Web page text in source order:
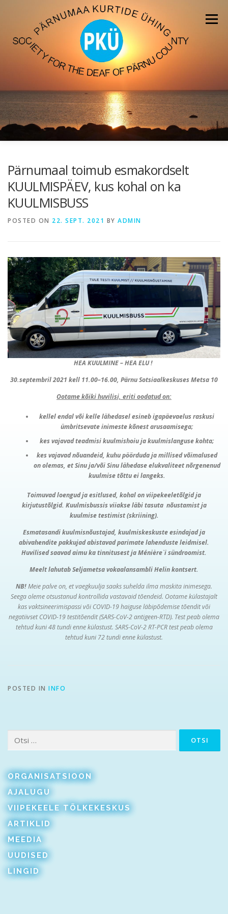
Menu
ESILEHT UUDISED MEEDIA
Pärnumaal toimub esmakordselt
KUULMISPÄEV, kus kohal on ka
KUULMISBUSS
POSTED ON 22. SEPT. 2021 BY ADMIN
HEA KUULMINE – HEA ELU !
30.septembril 2021 kell 11.00–16.00, Pärnu Sotsiaalkeskuses Metsa 10
Ootame kõiki huvilisi, eriti oodatud on:
kellel endal või kelle lähedasel esineb igapäevaelus raskusi
ümbritsevate inimeste kõnest arusaamisega;
kes vajavad teadmisi kuulmishoiu ja kuulmislanguse kohta;
kes vajavad nõuandeid, kuhu pöörduda ja millised võimalused
on olemas, et Sinu ja/või Sinu lähedase elukvaliteet nõrgenenud
kuulmise tõttu ei langeks.
Toimuvad loengud ja esitlused, kohal on viipekeeletõlgid ja
kirjutustõlgid. Kuulmisbussis viiakse läbi tasuta nõustamist ja
kuulmise testimist (skriining).
Esmatasandi kuulmisnõustajad, kuulmiskeskuste esindajad ja
abivahendite pakkujad abistavad parimate lahenduste leidmisel.
Huvilised saavad aimu ka tinnitusest jaMénière`i sündroomist.
Meelt lahutab Seljametsa vokaalansambli Helin kontsert.
NB!Meie palve on, et vaegkuulja saaks suhelda ilma maskita inimesega.
Seega oleme otsustanud kontrollida vastavaid tõendeid. Ootame külastajalt
kas vaktsineerimispassi või COVID-19 haiguse läbipõdemise tõendit või
negatiivset COVID-19 testitõendit (SARS-CoV-2 antigeen-RTD). Test peab olema
tehtud kuni 48 tundi enne külastust. SARS-CoV-2 RT-PCR test peab olema
tehtud kuni 72 tundi enne külastust.
POSTED IN INFO
ORGANISATSIOON
AJALUGU
VIIPEKEELE TÕLKEKESKUS
ARTIKLID
MEEDIA
UUDISED
LINGID